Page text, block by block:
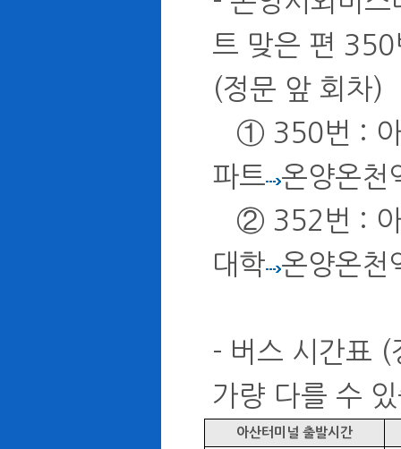
트 맞은 편
(정문 앞 회차)
① 350번 : 아
파트 온양온천
② 352번 : 아
대학 온양온천
- 버스 시간표
가량 다를 수
아산터미널 출발시간